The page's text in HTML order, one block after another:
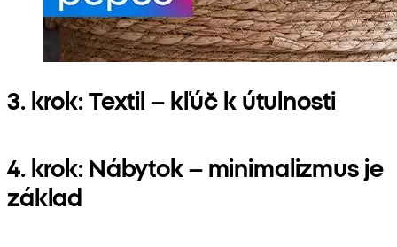
3. krok: Textil – kľúč k útulnosti
4. krok: Nábytok – minimalizmus je
základ